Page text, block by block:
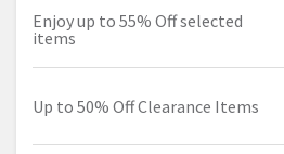
Enjoy up to 55% Off selected
items
Up to 50% Off Clearance Items